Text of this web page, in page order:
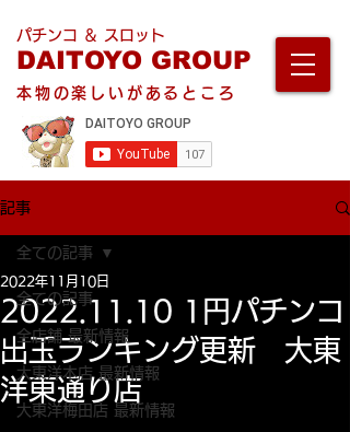
パチンコ ＆ スロット
DAITOYO GROUP
本物の楽しいがあるところ
記事
全ての記事
全店舗 最新情報
大東洋本店 最新情報
大東洋梅田店 最新情報
全ての記事
2022.11.10 1円パチンコ
出玉ランキング更新 大東
洋東通り店
2022年11月10日